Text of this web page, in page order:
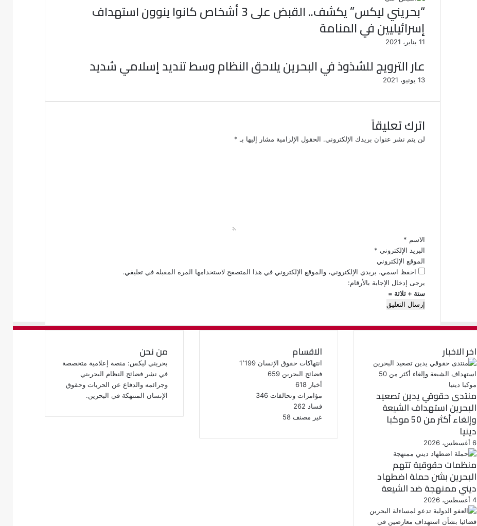
“بحريني ليكس” يكشف.. القبض على 3 أشخاص كانوا ينوون استهداف
إسرائيليين في المنامة
11 يناير، 2021
عار الترويج للشذوذ في البحرين يلاحق النظام وسط تنديد إسلامي شديد
13 يونيو، 2021
اترك تعليقاً
لن يتم نشر عنوان بريدك الإلكتروني. الحقول الإلزامية مشار إليها بـ *
الاسم *
البريد الإلكتروني *
الموقع الإلكتروني
احفظ اسمي، بريدي الإلكتروني، والموقع الإلكتروني في هذا المتصفح لاستخدامها المرة المقبلة في تعليقي.
يرجى إدخال الإجابة بالأرقام:
ستة + ثلاثة =
من نحن
بحريني ليكس: منصة إعلامية متخصصة
في نشر فضائح النظام البحريني
وجرائمه والدفاع عن الحريات وحقوق
الإنسان المنتهكة في البحرين.
الاقسام
انتهاكات حقوق الإنسان 1٬199
فضائح البحرين 659
أخبار 618
مؤامرات وتحالفات 346
فساد 262
غير مصنف 58
اخر الاخبار
منتدى حقوقي يدين تصعيد
البحرين استهداف الشيعة
وإلغاء أكثر من 50 موكبا
دينيا
6 أغسطس، 2026
منظمات حقوقية تتهم
البحرين بشن حملة اضطهاد
ديني ممنهجة ضد الشيعة
4 أغسطس، 2026